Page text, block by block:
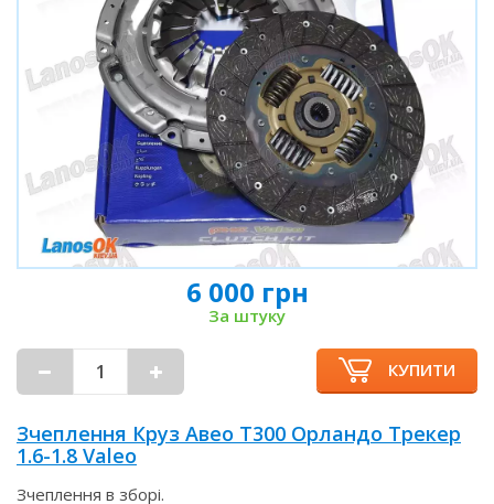
6 000 грн
За штуку
КУПИТИ
Зчеплення Круз Авео Т300 Орландо Трекер
1.6-1.8 Valeo
Зчеплення в зборі.